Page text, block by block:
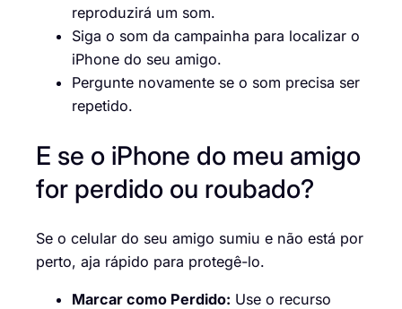
reproduzirá um som.
Siga o som da campainha para localizar o
iPhone do seu amigo.
Pergunte novamente se o som precisa ser
repetido.
E se o iPhone do meu amigo
for perdido ou roubado?
Se o celular do seu amigo sumiu e não está por
perto, aja rápido para protegê-lo.
Marcar como Perdido: Use o recurso